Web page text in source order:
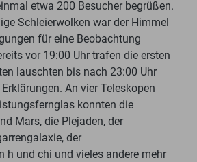
etwa 200 Besucher begrüßen.
Schleierwolken war der Himmel
für eine Beobachtung
vor 19:00 Uhr trafen die ersten
lauschten bis nach 23:00 Uhr
An vier Teleskopen
konnten die
Mars, die Plejaden, der
der
h und chi und vieles andere mehr